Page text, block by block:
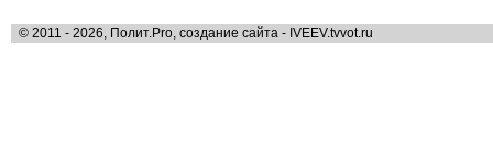
© 2011 - 2026, Полит.Pro, создание сайта - IVEEV.tvvot.ru